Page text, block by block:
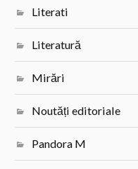
Literati
Literatură
Mirări
Noutăți editoriale
Pandora M